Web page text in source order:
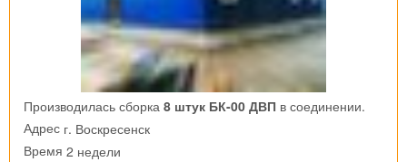
Производилась сборка 8 штук БК-00 ДВП в соединении.
Адрес г. Воскресенск
Время 2 недели